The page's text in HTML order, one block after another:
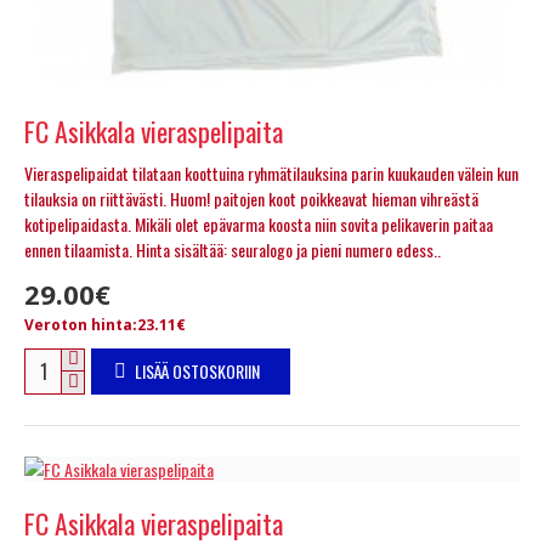
FC Asikkala vieraspelipaita
Vieraspelipaidat tilataan koottuina ryhmätilauksina parin kuukauden välein kun
tilauksia on riittävästi. Huom! paitojen koot poikkeavat hieman vihreästä
kotipelipaidasta. Mikäli olet epävarma koosta niin sovita pelikaverin paitaa
ennen tilaamista. Hinta sisältää: seuralogo ja pieni numero edess..
29.00€
Veroton hinta:23.11€
LISÄÄ OSTOSKORIIN
FC Asikkala vieraspelipaita